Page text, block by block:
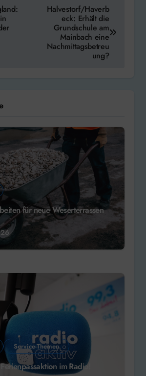
Halvestorf/Haverb
eck: Erhält die
Grundschule am
Mainbach eine
Nachmittagsbetreu
ung?
für neue Weserterrassen
Service-Themen
im Radio!